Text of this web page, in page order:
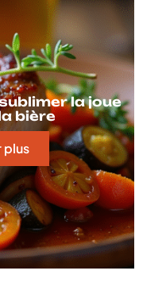
la joue
bière
plus